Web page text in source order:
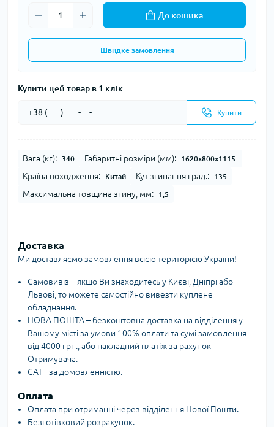
До кошика
Швидке замовлення
Купити цей товар в 1 клік:
Купити
Вага (кг): 340 Габаритні розміри (мм): 1620х800х1115
Країна походження: Китай Кут згинання град.: 135
Максимальна товщина згину, мм: 1,5
Доставка
Ми доставляємо замовлення всією територією України!
Самовивіз – якщо Ви знаходитесь у Києві, Дніпрі або
Львові, то можете самостійно вивезти куплене
обладнання.
НОВА ПОШТА – безкоштовна доставка на відділення у
Вашому місті за умови 100% оплати та сумі замовлення
від 4000 грн., або накладний платіж за рахунок
Отримувача.
САТ - за домовленністю.
Оплата
Оплата при отриманні через відділення Нової Пошти.
Безготівковий розрахунок.